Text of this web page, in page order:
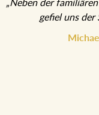
„Neben der
gefiel uns der